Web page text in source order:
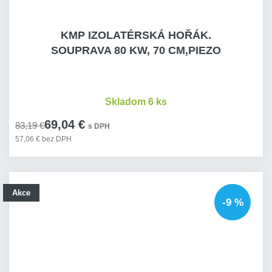
KMP IZOLATÉRSKÁ HOŘÁK.
SOUPRAVA 80 KW, 70 CM,PIEZO
83,19 €69,04 € s DPH
57,06 € bez DPH
Skladom 6 ks
Akce
-9 %